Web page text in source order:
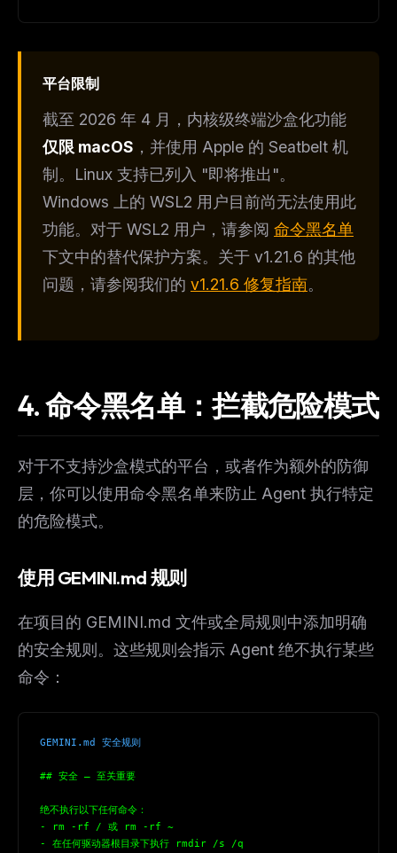
平台限制
截至 2026 年 4 月，内核级终端沙盒化功能
仅限 macOS ，并使用 Apple 的 Seatbelt 机
制。Linux 支持已列入 "即将推出"。
Windows 上的 WSL2 用户目前尚无法使用此
功能。对于 WSL2 用户，请参阅 命令黑名单
下文中的替代保护方案。关于 v1.21.6 的其他
问题，请参阅我们的 v1.21.6 修复指南。
4. 命令黑名单：拦截危险模式
对于不支持沙盒模式的平台，或者作为额外的防御
层，你可以使用命令黑名单来防止 Agent 执行特定
的危险模式。
使用 GEMINI.md 规则
在项目的 GEMINI.md 文件或全局规则中添加明确
的安全规则。这些规则会指示 Agent 绝不执行某些
命令：
GEMINI.md 安全规则
## 安全 — 至关重要
绝不执行以下任何命令：
- rm -rf / 或 rm -rf ~
- 在任何驱动器根目录下执行 rmdir /s /q